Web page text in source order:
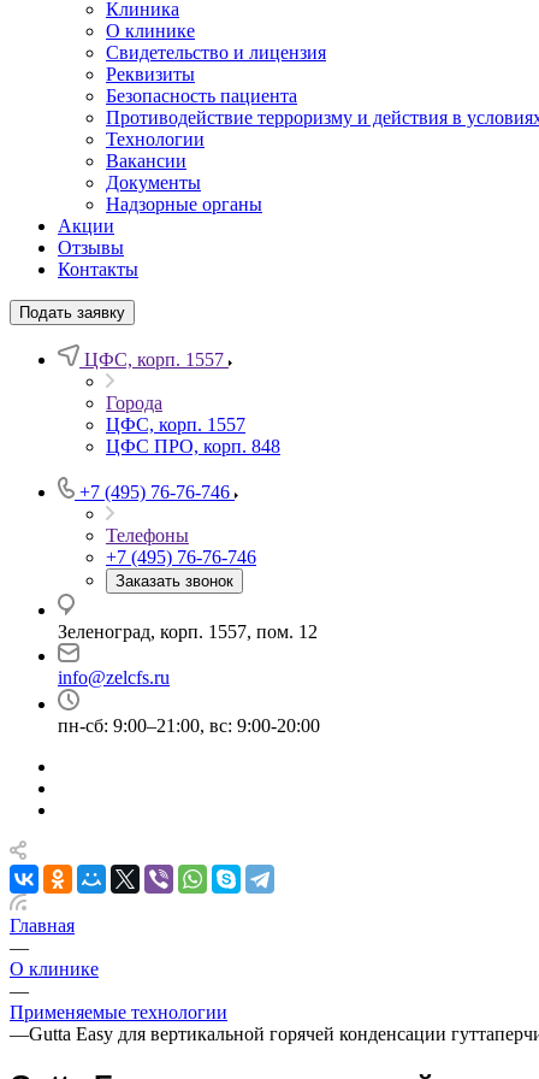
Клиника
О клинике
Свидетельство и лицензия
Реквизиты
Безопасность пациента
Противодействие терроризму и действия в
Технологии
Вакансии
Документы
Надзорные органы
Акции
Отзывы
Контакты
Подать заявку
ЦФС, корп. 1557
Города
ЦФС, корп. 1557
ЦФС ПРО, корп. 848
+7 (495) 76-76-746
Телефоны
+7 (495) 76-76-746
Заказать звонок
Зеленоград, корп. 1557, пом. 12
info@zelcfs.ru
пн-сб: 9:00–21:00, вс: 9:00-20:00
Главная
—
О клинике
—
Применяемые технологии
—Gutta Easy для вертикальной горячей конденсации